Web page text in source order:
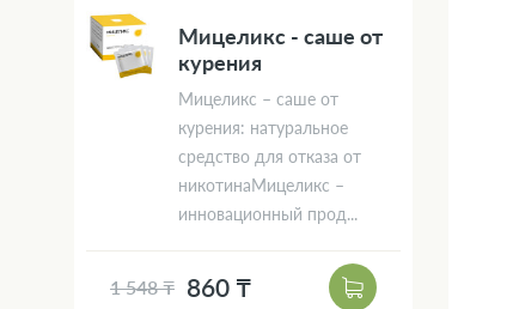
Мицеликс - саше от
курения
Мицеликс – саше от
курения: натуральное
средство для отказа от
никотинаМицеликс –
инновационный прод...
1 548 ₸ 860 ₸